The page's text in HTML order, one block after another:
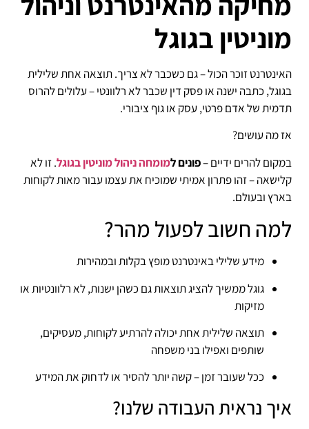
מוניטין בגוגל
האינטרנט זוכר הכול – גם כשכבר לא צריך. תוצאה אחת שלילית
בגוגל, כתבה ישנה או פסק דין שכבר לא רלוונטי – עלולים להרוס
תדמית של אדם פרטי, עסק או גוף ציבורי.
אז מה עושים?
במקום להרים ידיים –פונים למומחה ניהול מוניטין בגוגל. זו לא
קלישאה – זהו פתרון אמיתי שמוכיח את עצמו עבור מאות לקוחות
בארץ ובעולם.
למה חשוב לפעול מהר?
מידע שלילי באינטרנט מופץ בקלות ובמהירות
גוגל ממשיך להציג תוצאות גם כשהן ישנות, לא רלוונטיות או
מזיקות
תוצאה שלילית אחת יכולה להרתיע לקוחות, מעסיקים,
שותפים ואפילו בני משפחה
ככל שעובר זמן – קשה יותר להסיר או לדחוק את המידע
איך נראית העבודה שלנו?